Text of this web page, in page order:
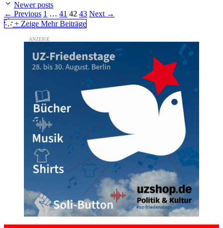
Newer posts
← Previous Page
1 … Page
41 Page
42 Page
43 Next →
+ Zeige Mehr Beiträge